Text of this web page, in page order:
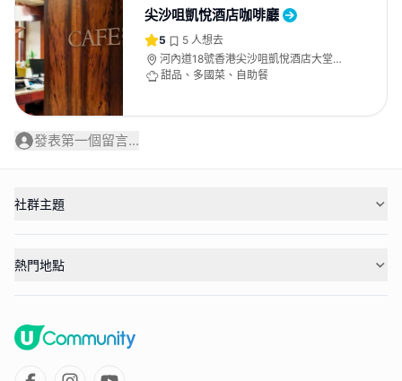
尖沙咀凱悅酒店咖啡廳
5 5 人想去
河內道18號香港尖沙咀凱悅酒店大堂樓
層
甜品、多國菜、自助餐
發表第一個留言...
社群主題
熱門地點